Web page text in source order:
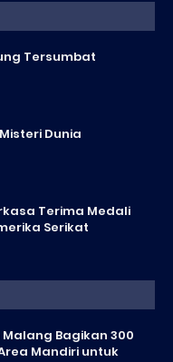
Tersumbat
Dunia
Terima Medali
Serikat
Bagikan 300
Mandiri untuk